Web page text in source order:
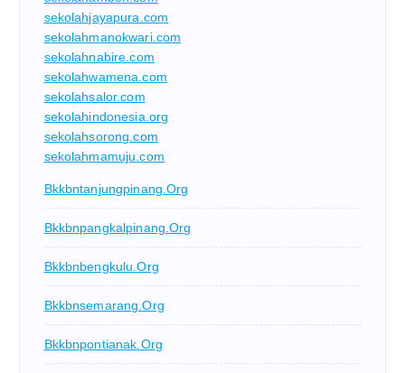
sekolahjayapura.com
sekolahmanokwari.com
sekolahnabire.com
sekolahwamena.com
sekolahsalor.com
sekolahindonesia.org
sekolahsorong.com
sekolahmamuju.com
Bkkbntanjungpinang.org
Bkkbnpangkalpinang.org
Bkkbnbengkulu.org
Bkkbnsemarang.org
Bkkbnpontianak.org